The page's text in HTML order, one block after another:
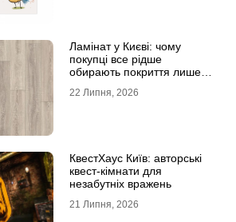
Ламінат у Києві: чому
покупці все рідше
обирають покриття лише
22 Липня, 2026
КвестХаус Київ: авторські
квест-кімнати для
незабутніх вражень
21 Липня, 2026